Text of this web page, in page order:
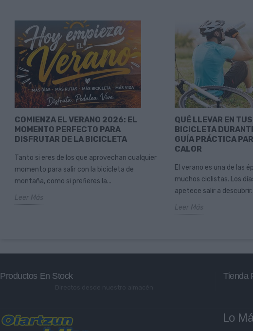
COMIENZA EL VERANO 2026: EL
MOMENTO PERFECTO PARA
DISFRUTAR DE LA BICICLETA
Tanto si eres de los que aprovechan cualquier
momento para salir con la bicicleta de
montaña, como si prefieres la...
Leer Más
QUÉ LLEVAR EN
BICICLETA
GUÍA PRÁCTICA
CALOR
El verano es una de las
muchos ciclistas. Los
apetece salir a
Leer Más
Productos En Stock Tienda
Lo